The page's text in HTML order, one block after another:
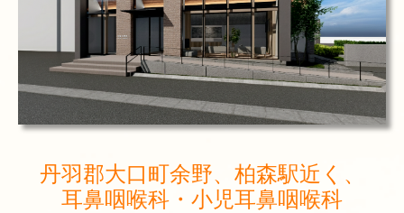
スタッフ募集
丹羽郡大口町余野、柏森駅近く、
耳鼻咽喉科・小児耳鼻咽喉科